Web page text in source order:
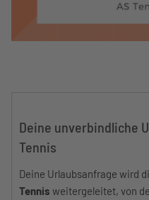
Deine unverbindliche
Tennis
Deine Urlaubsanfrage wird
Tennis weitergeleitet, von